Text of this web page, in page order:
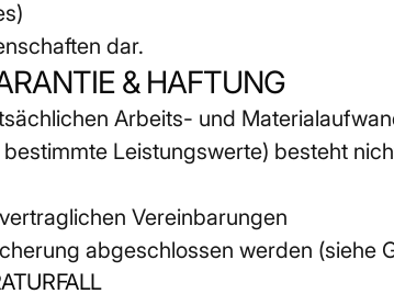
dar.
& HAFTUNG
Arbeits- und
Leistungswerte) besteht
Vereinbarungen
abgeschlossen werden (siehe